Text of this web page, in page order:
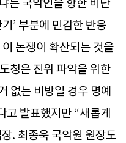
는 국악인을 향한 비난
’ 부분에 민감한 반응
논쟁이 확산되는 것을
청은 진위 파악을 위한
없는 비방일 경우 명예
고 발표했지만 “새롭게
. 최종욱 국악원 원장도